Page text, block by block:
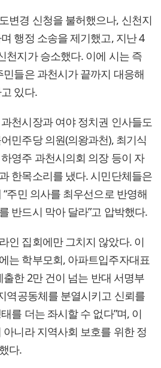
변경 신청을 불허했으나, 신천지
행정 소송을 제기했고, 지난 4
천지가 승소했다. 이에 시는 즉
들은 과천시가 끝까지 대응해
있다.
천시장과 여야 정치권 인사들도
민주당 의원(의왕과천), 최기식
영주 과천시의회 의장 등이 자
한목소리를 냈다. 시민단체들은
주민 의사를 최우선으로 반영해
반드시 막아 달라”고 압박했다.
인 집회에만 그치지 않았다. 이
는 학부모회, 아파트입주자대표
한 2만 건이 넘는 반대 서명부
역공동체를 분열시키고 신뢰를
를 더는 좌시할 수 없다”며, 이
니라 지역사회 보호를 위한 정
다.